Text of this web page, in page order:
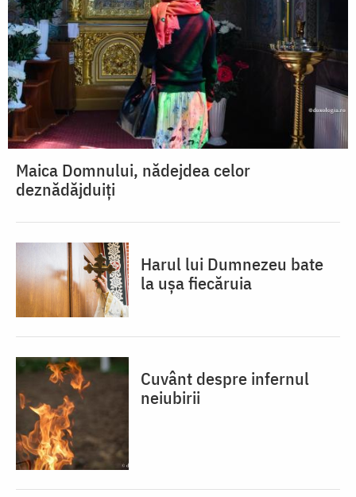
Maica Domnului, nădejdea celor
deznădăjduiți
Harul lui Dumnezeu bate
la ușa fiecăruia
Cuvânt despre infernul
neiubirii